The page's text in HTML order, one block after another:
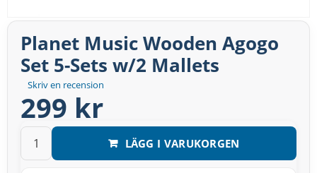
Skriv en recension
Planet Music Wooden Agogo
Set 5-Sets w/2 Mallets
299 kr
LÄGG I VARUKORGEN